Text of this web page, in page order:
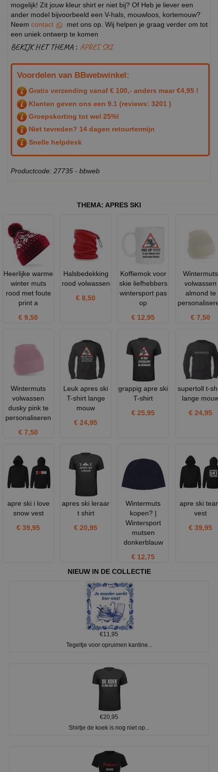
mogelijk! Zit jouw kleur shirt er niet bij? Of Heb je liever een
ander model bijvoorbeeld een V-hals, mouwloos, kortemouw?
Neem contact
met ons op. Wij helpen je graag verder om tot
een uniek ontwerp te komen
BEKIJK HET THEMA : APRES SKI
Voordelen van BBwebwinkel:
Gratis verzending vanaf € 100,- anders maar €4,95 !
Klanten geven ons een 9.1 (reviews: 3201 )
Groepskorting tot wel 25%!
Niet tevreden? 14 dagen retourtermijn
Snelle helpdesk
Productcode: 27735 - bbweb
THEMA: APRES SKI
Heerlijke warme
winter muts
rood met foute
print a
€ 9,50
Halsbedekking
rood volwassen
€ 8,50
Koffiemok voor
skie liefhebbers
wintersport pas
op
€ 12,95
Wintermuts
volwassen
almond te
€ 7,50
Wintermuts
volwassen
dusky pink te
personaliseren
€ 7,50
Leuk apres ski
T-shirt lange
mouw
€ 24,95
grappig apre ski
T-shirt
€ 25,95
supertoll t-
lange
€ 24,95
apre ski i love
snow vest
€ 39,95
apres ski leraar
t shirt
€ 20,95
Wintermuts
kopen? |
Wintersport
mutsen
donkerblauw
€ 12,75
apre ski
vest
€ 39,95
NIEUW IN DE COLLECTIE
€11,95
Tegeltje voor opruimen kantine...
€20,95
Shirtje de koek is nog niet op...